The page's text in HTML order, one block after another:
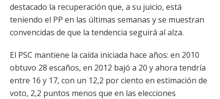
destacado la recuperación que, a su juicio, está
teniendo el PP en las últimas semanas y se muestran
convencidas de que la tendencia seguirá al alza.
El PSC mantiene la caída iniciada hace años: en 2010
obtuvo 28 escaños, en 2012 bajó a 20 y ahora tendría
entre 16 y 17, con un 12,2 por ciento en estimación de
voto, 2,2 puntos menos que en las elecciones